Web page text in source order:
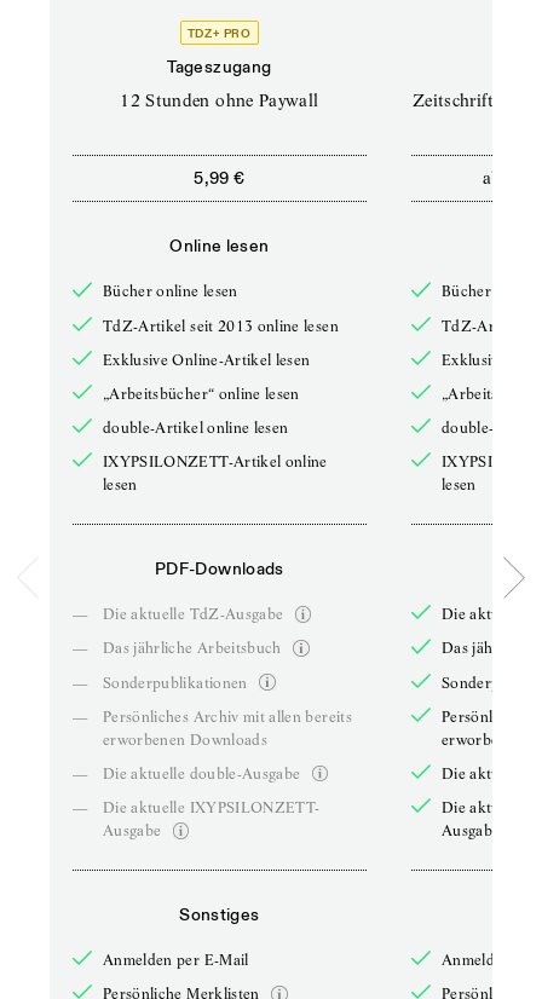
TDZ+ PRO
Tageszugang
12 Stunden ohne Paywall
5,99 €
Online lesen
Bücher online lesen
TdZ-Artikel seit 2013 online lesen
Exklusive Online-Artikel lesen
„Arbeitsbücher“ online lesen
double-Artikel online lesen
IXYPSILONZETT-Artikel online
lesen
PDF-Downloads
—
Die aktuelle TdZ-Ausgabe
—
Das jährliche Arbeitsbuch
—
Sonderpublikationen
—
Persönliches Archiv mit allen bereits
erworbenen Downloads
—
Die aktuelle double-Ausgabe
—
Die aktuelle IXYPSILONZETT-
Ausgabe
Sonstiges
Anmelden per E-Mail
Persönliche Merklisten
Zeitschriften
ab
Bücher online
TdZ-Artikel
Exklusive
double-
lesen
Die aktuelle
Das jährliche
Persönliches
erworbenen
Die aktuelle
Die aktuelle
Ausgabe
Anmelden
Persönliche